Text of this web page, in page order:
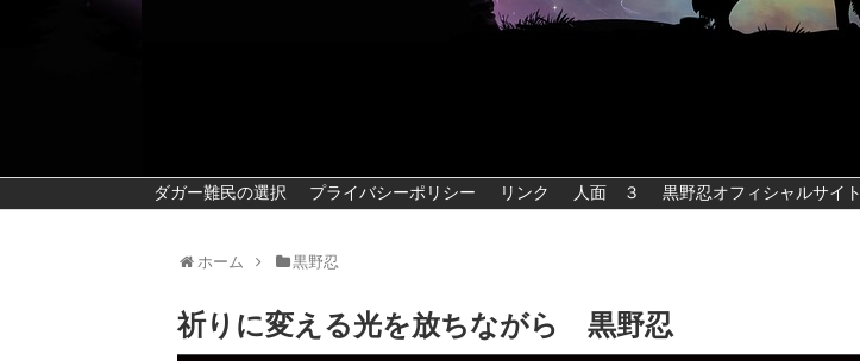
ダガー難民の選択 プライバシーポリシー リンク 人面 ３ 黒野忍オフィシャルサイト
ホーム 黒野忍
祈りに変える光を放ちながら 黒野忍